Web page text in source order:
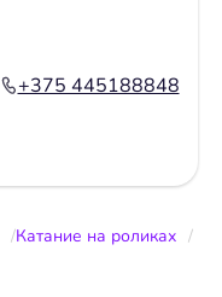
+375 445188848
Катание на роликах